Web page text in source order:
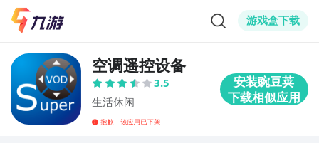
游戏盒下载
空调遥控设备
3.5
生活休闲